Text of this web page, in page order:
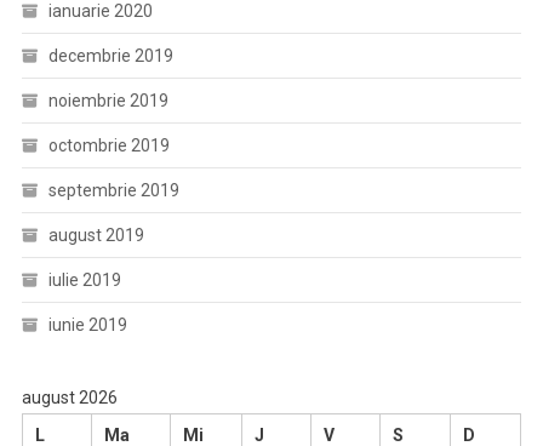
ianuarie 2020
decembrie 2019
noiembrie 2019
octombrie 2019
septembrie 2019
august 2019
iulie 2019
iunie 2019
august 2026
L
Ma Mi J V S D